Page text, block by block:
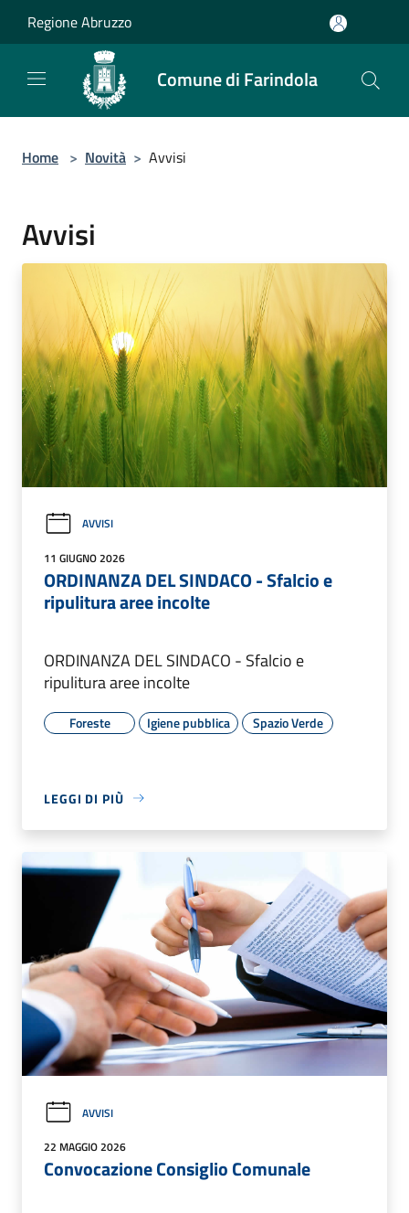
Regione Abruzzo
Comune di Farindola
Home > Novità > Avvisi
Avvisi
AVVISI
11 GIUGNO 2026
ORDINANZA DEL SINDACO - Sfalcio e
ripulitura aree incolte
ORDINANZA DEL SINDACO - Sfalcio e
ripulitura aree incolte
Foreste Igiene pubblica Spazio Verde
LEGGI DI PIÙ
AVVISI
22 MAGGIO 2026
Convocazione Consiglio Comunale